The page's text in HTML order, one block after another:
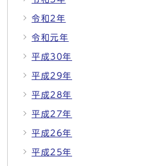
令和2年
令和元年
平成30年
平成29年
平成28年
平成27年
平成26年
平成25年